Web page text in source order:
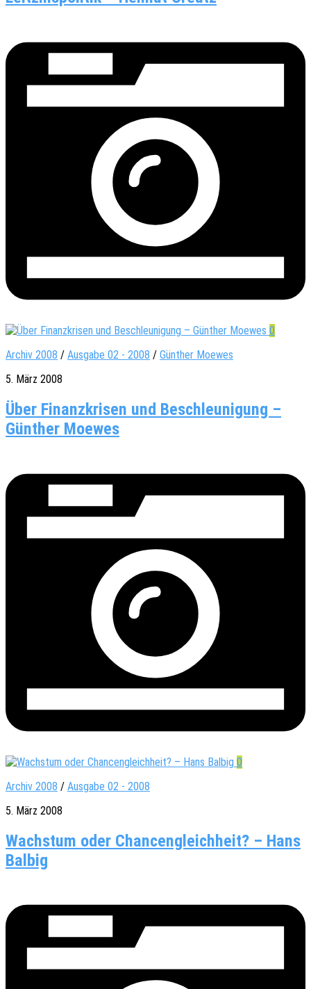
0
Archiv 2008 / Ausgabe 02 - 2008 / Günther Moewes
5. März 2008
Über Finanzkrisen und Beschleunigung –
Günther Moewes
0
Archiv 2008 / Ausgabe 02 - 2008
5. März 2008
Wachstum oder Chancengleichheit? – Hans
Balbig